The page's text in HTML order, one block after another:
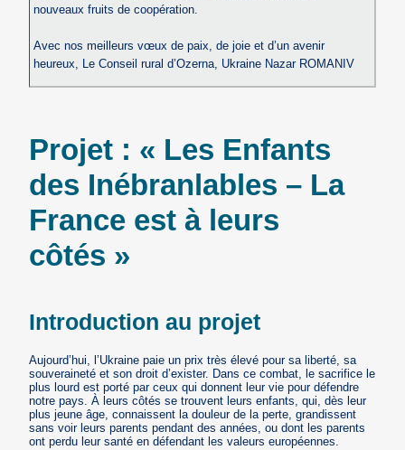
nouveaux fruits de coopération.
Avec nos meilleurs vœux de paix, de joie et d’un avenir
heureux, Le Conseil rural d’Ozerna, Ukraine Nazar ROMANIV
Projet : « Les Enfants
des Inébranlables – La
France est à leurs
côtés »
Introduction au projet
Aujourd’hui, l’Ukraine paie un prix très élevé pour sa liberté, sa
souveraineté et son droit d’exister. Dans ce combat, le sacrifice le
plus lourd est porté par ceux qui donnent leur vie pour défendre
notre pays. À leurs côtés se trouvent leurs enfants, qui, dès leur
plus jeune âge, connaissent la douleur de la perte, grandissent
sans voir leurs parents pendant des années, ou dont les parents
ont perdu leur santé en défendant les valeurs européennes.